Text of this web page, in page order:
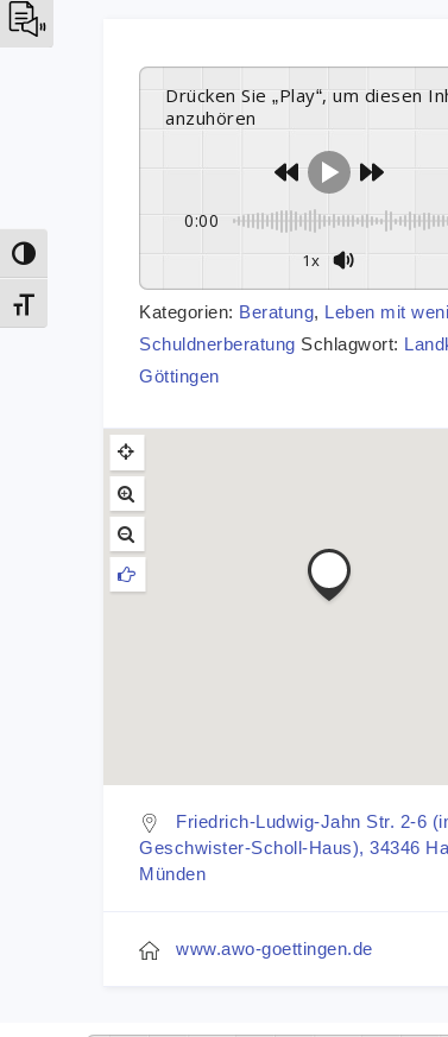
Umschalten auf hohe Kontraste
Schrift vergrößern
Drücken Sie „Play“, um diesen Inhalt
anzuhören
0:00
1x
Kategorien: Beratung, Leben mit
Schuldnerberatung Schlagwort:
Göttingen
Friedrich-Ludwig-Jahn Str. 2-6
Geschwister-Scholl-Haus), 34346
Münden
www.awo-goettingen.de